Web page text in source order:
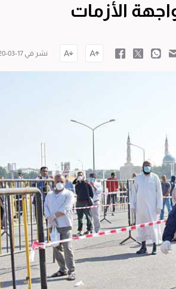
الأزمات
نشر في 17-03-2020